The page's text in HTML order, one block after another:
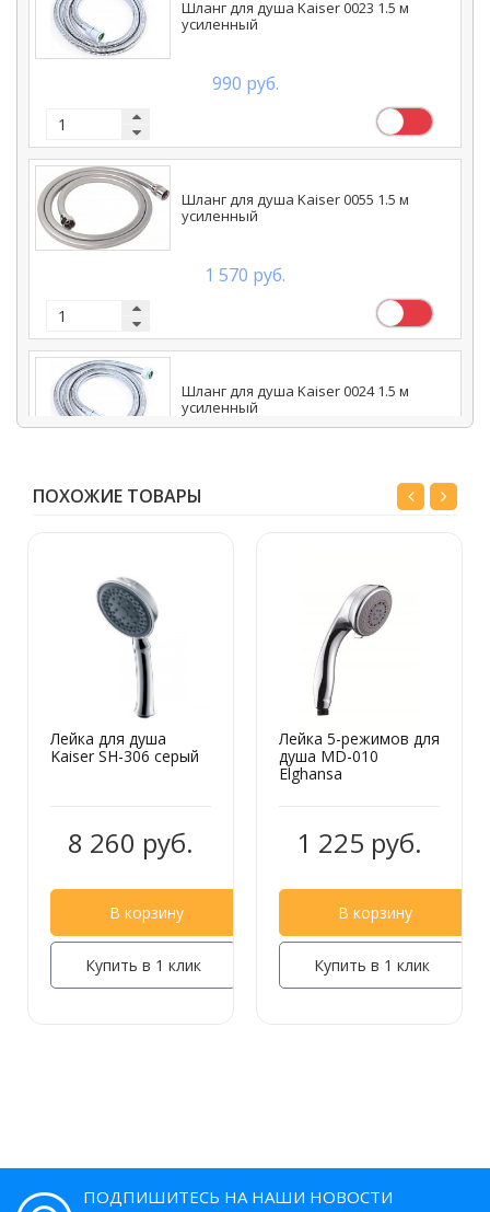
Шланг для душа Kaiser 0023 1.5 м
усиленный
990 руб.
Шланг для душа Kaiser 0055 1.5 м
усиленный
1 570 руб.
Шланг для душа Kaiser 0024 1.5 м
усиленный
Шланг для душа Kaiser 0022 1.5 м
Шланг для душа Kaiser 0008 1.5 м
Шланг для душа Kaiser 0005 1.5 м
28364000
ПОХОЖИЕ ТОВАРЫ
Лейка для душа
Kaiser SH-306 серый
8 260 руб.
В корзину
Купить в 1 клик
Лейка 5-режимов для
душа МD-010
Elghansa
1 225 руб.
В корзину
Купить в 1 клик
ПОДПИШИТЕСЬ НА НАШИ НОВОСТИ